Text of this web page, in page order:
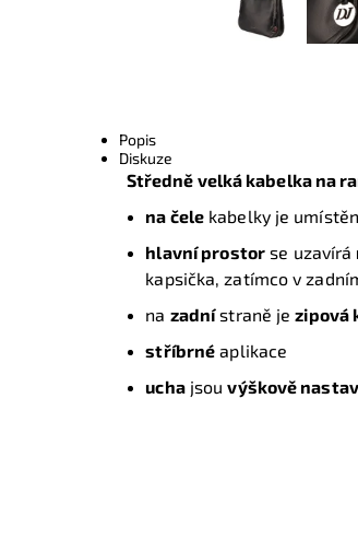
Popis
Diskuze
Středně velká kabelka na
na čele kabelky je
hlavní prostorse uzavírá
kapsička, zatímco v
na zadnístraně jezipová
stříbrné aplikace
uchajsouvýškově